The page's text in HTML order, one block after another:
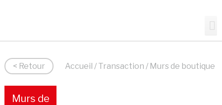
< Retour Accueil / Transaction / Murs de boutique
Murs de